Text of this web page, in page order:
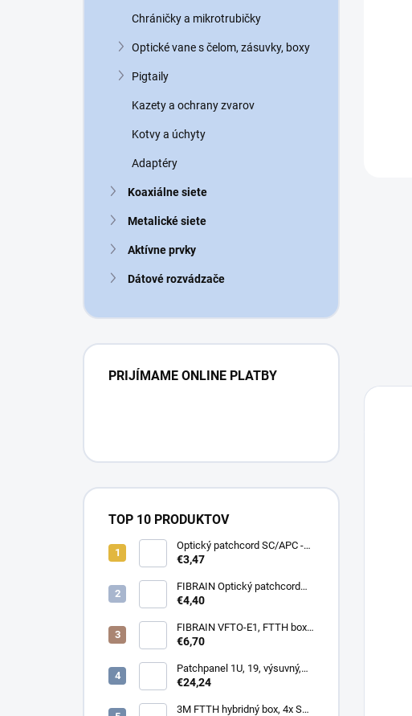
Chráničky a mikrotrubičky
Optické vane s čelom, zásuvky, boxy
Pigtaily
Kazety a ochrany zvarov
Kotvy a úchyty
Adaptéry
Koaxiálne siete
Metalické siete
Aktívne prvky
Dátové rozvádzače
PRIJÍMAME ONLINE PLATBY
TOP 10 PRODUKTOV
Optický patchcord SC/APC -
LC/APC 1m simplex, SM,
€3,47
FIBRAIN Optický patchcord
LC/APC - LC/APC 1m, Gold,
€4,40
FIBRAIN VFTO-E1, FTTH box,
1x adaptér SC/APC, 1x pigtail
€6,70
Patchpanel 1U, 19, výsuvný,
24x SC simplex, 24x LC
€24,24
3M FTTH hybridný box, 4x SC,